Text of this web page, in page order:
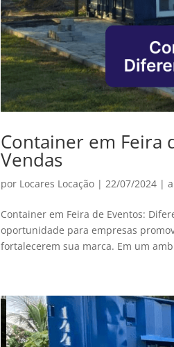
Container em Feira
Vendas
por Locares Locação | 22/07/2024 |
Container em Feira de Eventos:
oportunidade para empresas
fortalecerem sua marca. Em um